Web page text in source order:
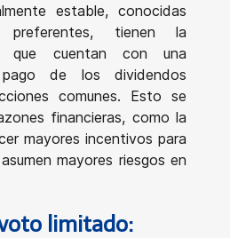
estable, conocidas
preferentes, tienen la
que cuentan con una
de los dividendos
comunes. Esto se
financieras, como la
mayores incentivos para
mayores riesgos en
limitado: